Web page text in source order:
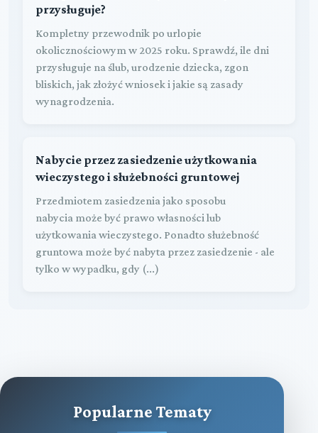
przysługuje?
Kompletny przewodnik po urlopie
okolicznościowym w 2025 roku. Sprawdź, ile dni
przysługuje na ślub, urodzenie dziecka, zgon
bliskich, jak złożyć wniosek i jakie są zasady
wynagrodzenia.
Nabycie przez zasiedzenie użytkowania
wieczystego i służebności gruntowej
Przedmiotem zasiedzenia jako sposobu
nabycia może być prawo własności lub
użytkowania wieczystego. Ponadto służebność
gruntowa może być nabyta przez zasiedzenie - ale
tylko w wypadku, gdy (...)
Popularne Tematy